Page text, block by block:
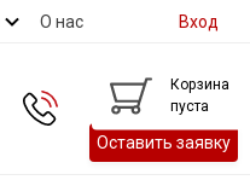
О нас Вход
Корзина
пуста
Оставить заявку